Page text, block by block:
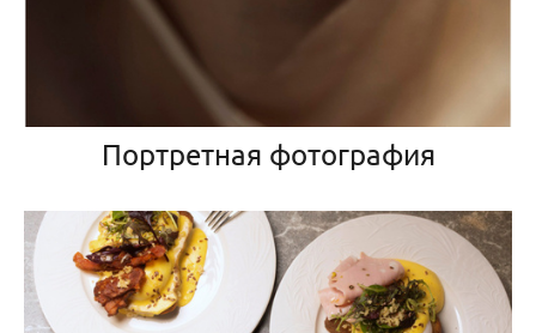
Портретная фотография